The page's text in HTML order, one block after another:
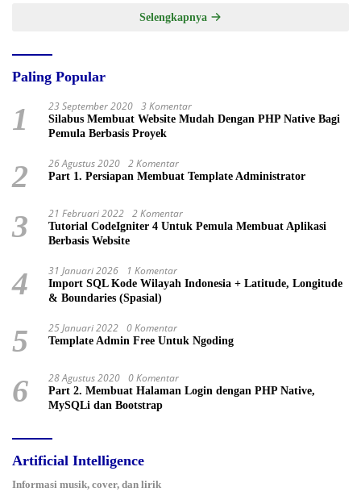
Selengkapnya
Paling Popular
1 23 September 2020 3 Komentar
Silabus Membuat Website Mudah Dengan PHP Native Bagi
Pemula Berbasis Proyek
2 26 Agustus 2020 2 Komentar
Part 1. Persiapan Membuat Template Administrator
3 21 Februari 2022 2 Komentar
Tutorial CodeIgniter 4 Untuk Pemula Membuat Aplikasi
Berbasis Website
4 31 Januari 2026 1 Komentar
Import SQL Kode Wilayah Indonesia + Latitude, Longitude
& Boundaries (Spasial)
5 25 Januari 2022 0 Komentar
Template Admin Free Untuk Ngoding
6 28 Agustus 2020 0 Komentar
Part 2. Membuat Halaman Login dengan PHP Native,
MySQLi dan Bootstrap
Artificial Intelligence
Informasi musik, cover, dan lirik